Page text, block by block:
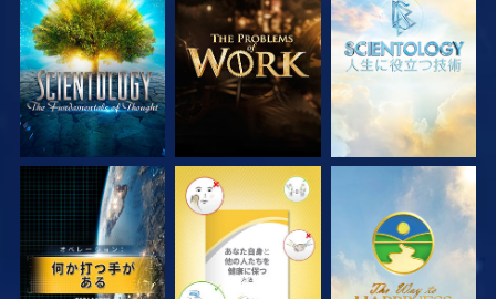
シリーズを探求 シリーズを探求 シリーズを探求
観る 観る 観る